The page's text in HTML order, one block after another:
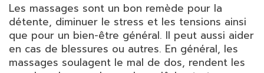
Les massages sont un bon remède pour la
détente, diminuer le stress et les tensions ainsi
que pour un bien-être général. Il peut aussi aider
en cas de blessures ou autres. En général, les
massages soulagent le mal de dos, rendent les